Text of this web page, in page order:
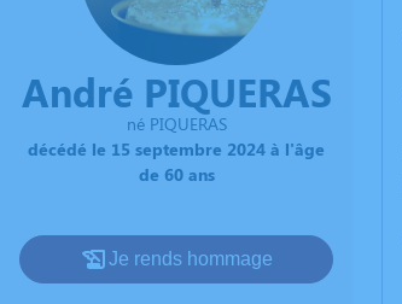
André PIQUERAS
né PIQUERAS
décédé le 15 septembre 2024 à l'âge
de 60 ans
Je rends hommage